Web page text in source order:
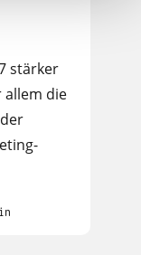
stärker
allem die